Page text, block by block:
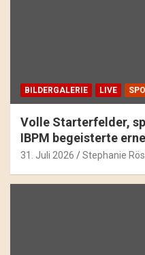
BILDERGALERIE LIVE
Volle Starterfelder,
IBPM begeisterte
31. Juli 2026 Stephanie